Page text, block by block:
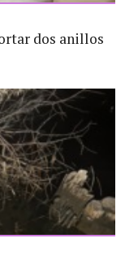
dos anillos